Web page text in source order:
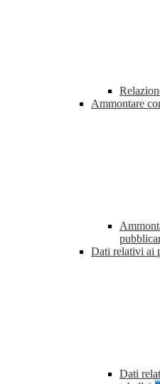
Ammontare
Dati relativi ai
Dati